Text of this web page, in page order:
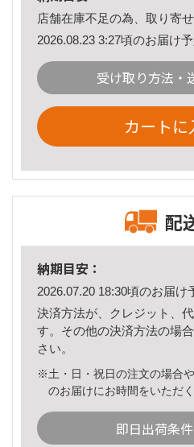
店舗在庫不足の為、取り寄
2026.08.23 3:27頃のお届け予
受け取り方法・
カートに
配
納期目安：
2026.07.20 18:30頃のお届け
決済方法が、クレジット、
す。その他の決済方法の場
さい。
※土・日・祝日の注文の場合
のお届けにお時間をいただ
即日出荷条